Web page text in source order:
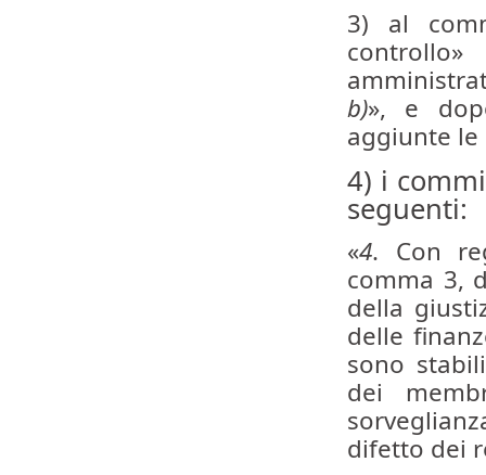
3) al
b)», e
aggiunte le
4) i
seguenti:
«4. Con
comma 3,
della
delle
sono
dei
difetto dei